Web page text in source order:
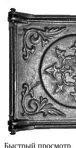
Быстрый просмотр